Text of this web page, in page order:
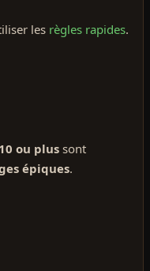
les règles rapides.
ou plus sont
épiques.